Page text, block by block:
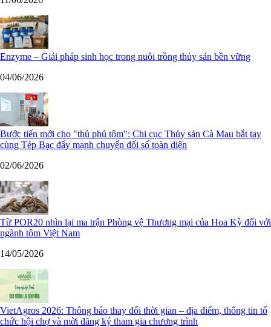
Enzyme – Giải pháp sinh học trong nuôi trồng thủy sản bền vững
04/06/2026
Bước tiến mới cho "thủ phủ tôm": Chi cục Thủy sản Cà Mau bắt tay
cùng Tép Bạc đẩy mạnh chuyển đổi số toàn diện
02/06/2026
Từ POR20 nhìn lại ma trận Phòng vệ Thương mại của Hoa Kỳ đối với
ngành tôm Việt Nam
14/05/2026
VietAgros 2026: Thông báo thay đổi thời gian – địa điểm, thông tin tổ
chức hội chợ và mời đăng ký tham gia chương trình